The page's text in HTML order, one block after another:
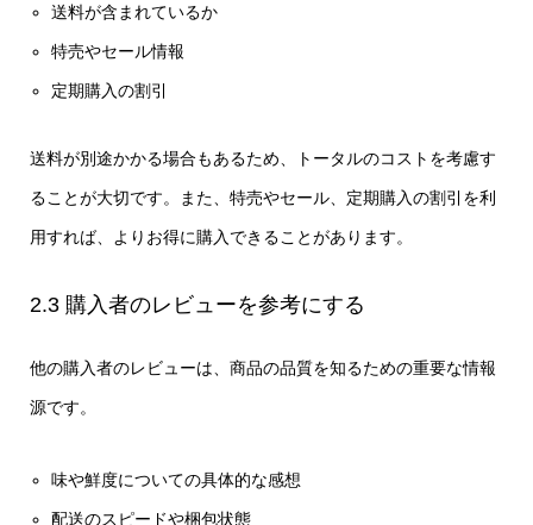
送料が含まれているか
特売やセール情報
定期購入の割引
送料が別途かかる場合もあるため、トータルのコストを考慮す
ることが大切です。また、特売やセール、定期購入の割引を利
用すれば、よりお得に購入できることがあります。
2.3 購入者のレビューを参考にする
他の購入者のレビューは、商品の品質を知るための重要な情報
源です。
味や鮮度についての具体的な感想
配送のスピードや梱包状態